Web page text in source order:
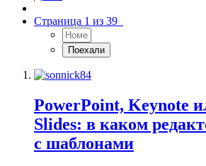
Страница 1 из 39
PowerPoint, Keynote
Slides: в каком
с шаблонами